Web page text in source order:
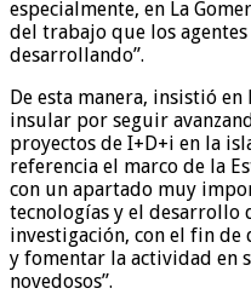
especialmente, en La
del trabajo que los
desarrollando”.
De esta manera, insistió
insular por seguir
proyectos de I+D+i en la
referencia el marco de la
con un apartado muy
tecnologías y el desarrollo
investigación, con el fin
y fomentar la actividad en
novedosos”.